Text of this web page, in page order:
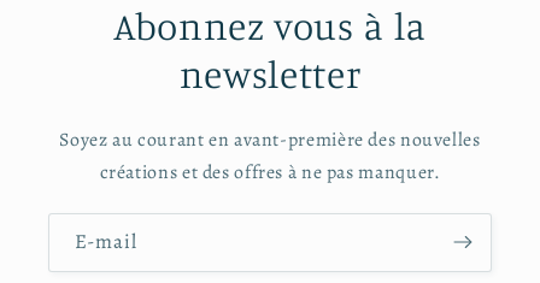
Abonnez vous à la
newsletter
Soyez au courant en avant-première des nouvelles
créations et des offres à ne pas manquer.
E-mail